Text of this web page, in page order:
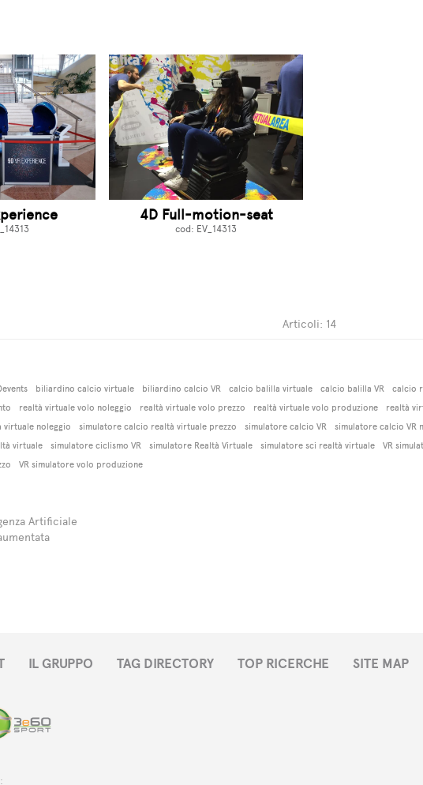
4D Full-motion-seat
cod: EV_14313
Articoli: 14
biliardino calcio virtuale biliardino calcio VR calcio balilla virtuale calcio balilla VR calcio
realtà virtuale volo noleggio realtà virtuale volo prezzo realtà virtuale volo produzione realtà
noleggio
simulatore calcio realtà virtuale prezzo simulatore calcio VR simulatore calcio VR
virtuale
simulatore ciclismo VR simulatore Realtà Virtuale simulatore sci realtà virtuale VR
VR simulatore volo produzione
Artificiale
IL GRUPPO TAG DIRECTORY TOP RICERCHE SITE MAP